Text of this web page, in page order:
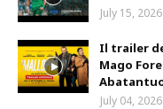
July 15, 2026
Il trailer
Mago
July 04, 2026